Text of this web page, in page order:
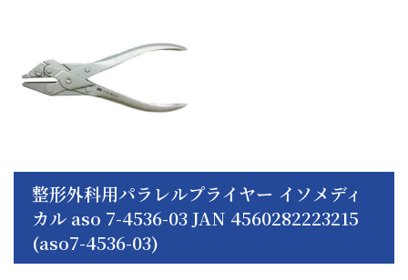
整形外科用パラレルプライヤー イソメディ
カル aso 7-4536-03 JAN 4560282223215
(aso7-4536-03)